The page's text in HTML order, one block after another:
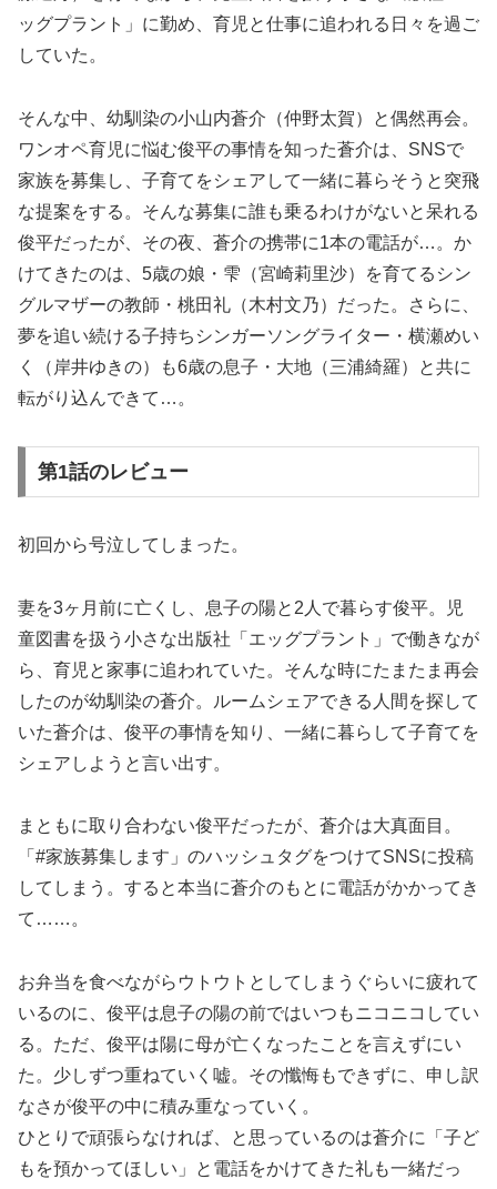
ッグプラント」に勤め、育児と仕事に追われる日々を過ご
していた。
そんな中、幼馴染の小山内蒼介（仲野太賀）と偶然再会。
ワンオペ育児に悩む俊平の事情を知った蒼介は、SNSで
家族を募集し、子育てをシェアして一緒に暮らそうと突飛
な提案をする。そんな募集に誰も乗るわけがないと呆れる
俊平だったが、その夜、蒼介の携帯に1本の電話が…。か
けてきたのは、5歳の娘・雫（宮崎莉里沙）を育てるシン
グルマザーの教師・桃田礼（木村文乃）だった。さらに、
夢を追い続ける子持ちシンガーソングライター・横瀬めい
く（岸井ゆきの）も6歳の息子・大地（三浦綺羅）と共に
転がり込んできて…。
第1話のレビュー
初回から号泣してしまった。
妻を3ヶ月前に亡くし、息子の陽と2人で暮らす俊平。児
童図書を扱う小さな出版社「エッグプラント」で働きなが
ら、育児と家事に追われていた。そんな時にたまたま再会
したのが幼馴染の蒼介。ルームシェアできる人間を探して
いた蒼介は、俊平の事情を知り、一緒に暮らして子育てを
シェアしようと言い出す。
まともに取り合わない俊平だったが、蒼介は大真面目。
「#家族募集します」のハッシュタグをつけてSNSに投稿
してしまう。すると本当に蒼介のもとに電話がかかってき
て……。
お弁当を食べながらウトウトとしてしまうぐらいに疲れて
いるのに、俊平は息子の陽の前ではいつもニコニコしてい
る。ただ、俊平は陽に母が亡くなったことを言えずにい
た。少しずつ重ねていく嘘。その懺悔もできずに、申し訳
なさが俊平の中に積み重なっていく。
ひとりで頑張らなければ、と思っているのは蒼介に「子ど
もを預かってほしい」と電話をかけてきた礼も一緒だっ